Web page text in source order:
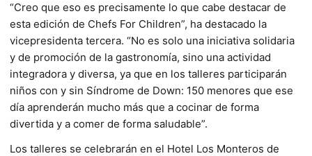
“Creo que eso es precisamente lo que cabe destacar de
esta edición de Chefs For Children”, ha destacado la
vicepresidenta tercera. “No es solo una iniciativa solidaria
y de promoción de la gastronomía, sino una actividad
integradora y diversa, ya que en los talleres participarán
niños con y sin Síndrome de Down: 150 menores que ese
día aprenderán mucho más que a cocinar de forma
divertida y a comer de forma saludable”.
Los talleres se celebrarán en el Hotel Los Monteros de